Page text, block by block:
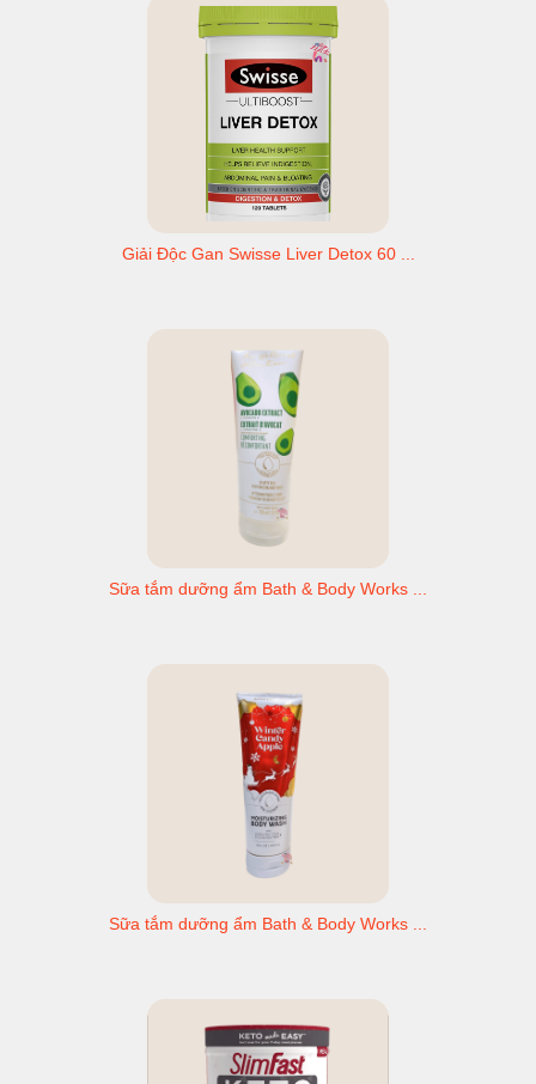
Giải Độc Gan Swisse Liver Detox 60 ...
Sữa tắm dưỡng ẩm Bath & Body Works ...
Sữa tắm dưỡng ẩm Bath & Body Works ...